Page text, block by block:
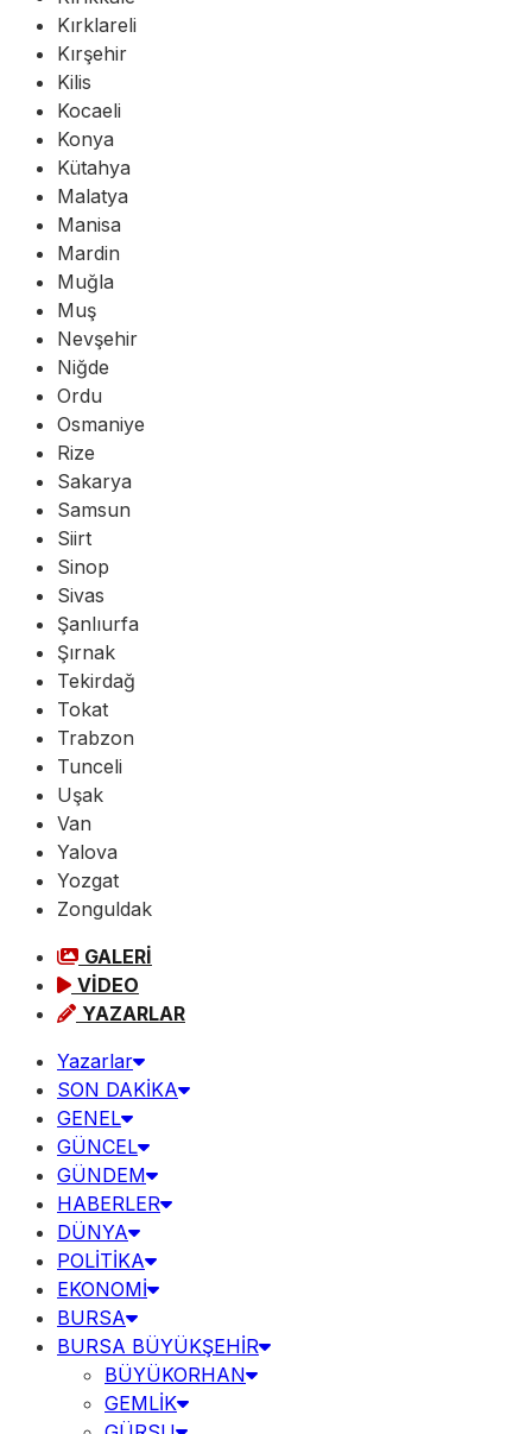
Kırklareli
Kırşehir
Kilis
Kocaeli
Konya
Kütahya
Malatya
Manisa
Mardin
Muğla
Muş
Nevşehir
Niğde
Ordu
Osmaniye
Rize
Sakarya
Samsun
Siirt
Sinop
Sivas
Şanlıurfa
Şırnak
Tekirdağ
Tokat
Trabzon
Tunceli
Uşak
Van
Yalova
Yozgat
Zonguldak
GALERİ
VİDEO
YAZARLAR
Yazarlar
SON DAKİKA
GENEL
GÜNCEL
GÜNDEM
HABERLER
DÜNYA
POLİTİKA
EKONOMİ
BURSA
BURSA BÜYÜKŞEHİR
BÜYÜKORHAN
GEMLİK